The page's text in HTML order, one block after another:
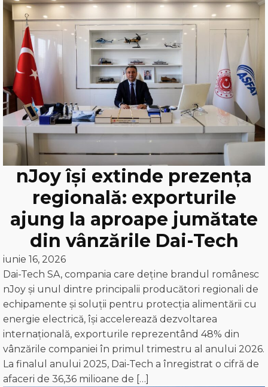
nJoy își extinde prezența
regională: exporturile
ajung la aproape jumătate
din vânzările Dai-Tech
iunie 16, 2026
Dai-Tech SA, compania care deține brandul românesc
nJoy și unul dintre principalii producători regionali de
echipamente și soluții pentru protecția alimentării cu
energie electrică, își accelerează dezvoltarea
internațională, exporturile reprezentând 48% din
vânzările companiei în primul trimestru al anului 2026.
La finalul anului 2025, Dai-Tech a înregistrat o cifră de
afaceri de 36,36 milioane de […]